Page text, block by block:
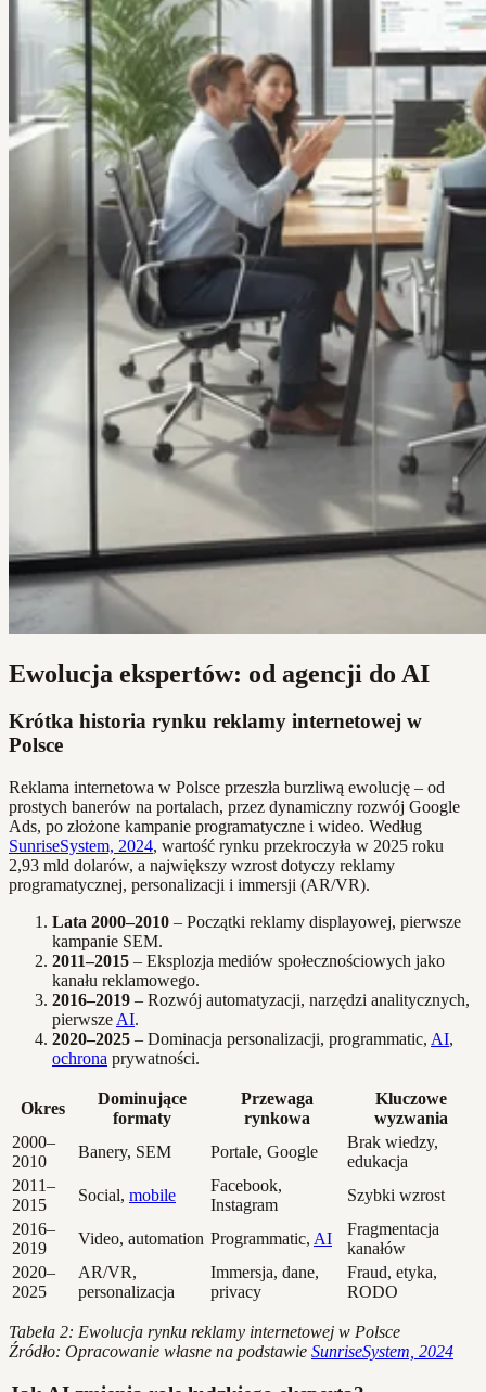
Ewolucja ekspertów: od agencji do AI
Krótka historia rynku reklamy internetowej w
Polsce
Reklama internetowa w Polsce przeszła burzliwą ewolucję – od
prostych banerów na portalach, przez dynamiczny rozwój Google
Ads, po złożone kampanie programatyczne i wideo. Według
SunriseSystem, 2024, wartość rynku przekroczyła w 2025 roku
2,93 mld dolarów, a największy wzrost dotyczy reklamy
programatycznej, personalizacji i immersji (AR/VR).
Lata 2000–2010 – Początki reklamy displayowej, pierwsze
kampanie SEM.
2011–2015 – Eksplozja mediów społecznościowych jako
kanału reklamowego.
2016–2019 – Rozwój automatyzacji, narzędzi analitycznych,
pierwsze AI.
2020–2025 – Dominacja personalizacji, programmatic, AI,
ochrona prywatności.
Okres
Dominujące
formaty
Przewaga
rynkowa
Kluczowe
wyzwania
2000–
2010
Banery, SEM Portale, Google
Brak wiedzy,
edukacja
2011–
2015
Social, mobile
Facebook,
Instagram
Szybki wzrost
2016–
2019
Video, automation Programmatic, AI
Fragmentacja
kanałów
2020–
2025
AR/VR,
personalizacja
Immersja, dane,
privacy
Fraud, etyka,
RODO
Tabela 2: Ewolucja rynku reklamy internetowej w Polsce
Źródło: Opracowanie własne na podstawie SunriseSystem, 2024